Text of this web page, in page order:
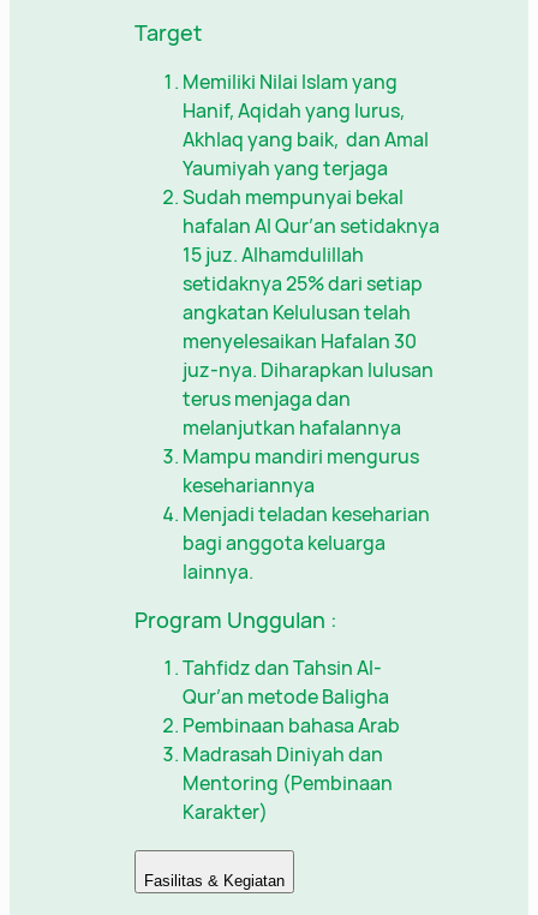
Target
Memiliki Nilai Islam yang
Hanif, Aqidah yang lurus,
Akhlaq yang baik, dan Amal
Yaumiyah yang terjaga
Sudah mempunyai bekal
hafalan Al Qur’an setidaknya
15 juz. Alhamdulillah
setidaknya 25% dari setiap
angkatan Kelulusan telah
menyelesaikan Hafalan 30
juz-nya. Diharapkan lulusan
terus menjaga dan
melanjutkan hafalannya
Mampu mandiri mengurus
kesehariannya
Menjadi teladan keseharian
bagi anggota keluarga
lainnya.
Program Unggulan :
Tahfidz dan Tahsin Al-
Qur’an metode Baligha
Pembinaan bahasa Arab
Madrasah Diniyah dan
Mentoring (Pembinaan
Karakter)
Fasilitas & Kegiatan